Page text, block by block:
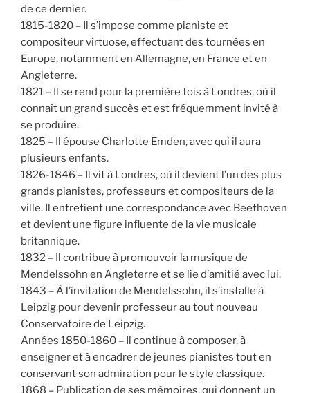
de ce dernier.
1815-1820 – Il s’impose comme pianiste et
compositeur virtuose, effectuant des tournées en
Europe, notamment en Allemagne, en France et en
Angleterre.
1821 – Il se rend pour la première fois à Londres, où il
connaît un grand succès et est fréquemment invité à
se produire.
1825 – Il épouse Charlotte Emden, avec qui il aura
plusieurs enfants.
1826-1846 – Il vit à Londres, où il devient l’un des plus
grands pianistes, professeurs et compositeurs de la
ville. Il entretient une correspondance avec Beethoven
et devient une figure influente de la vie musicale
britannique.
1832 – Il contribue à promouvoir la musique de
Mendelssohn en Angleterre et se lie d’amitié avec lui.
1843 – À l’invitation de Mendelssohn, il s’installe à
Leipzig pour devenir professeur au tout nouveau
Conservatoire de Leipzig.
Années 1850-1860 – Il continue à composer, à
enseigner et à encadrer de jeunes pianistes tout en
conservant son admiration pour le style classique.
1868 – Publication de ses mémoires, qui donnent un